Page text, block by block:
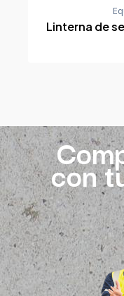
Linterna de
con